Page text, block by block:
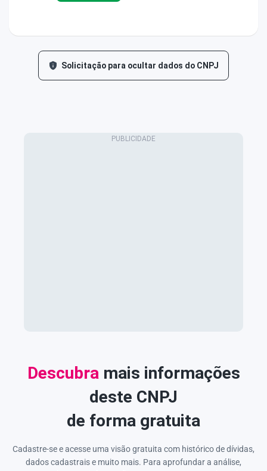
Solicitação para ocultar dados do CNPJ
Descubra mais informações
deste CNPJ
de forma gratuita
Cadastre-se e acesse uma visão gratuita com histórico de dívidas,
dados cadastrais e muito mais. Para aprofundar a análise,